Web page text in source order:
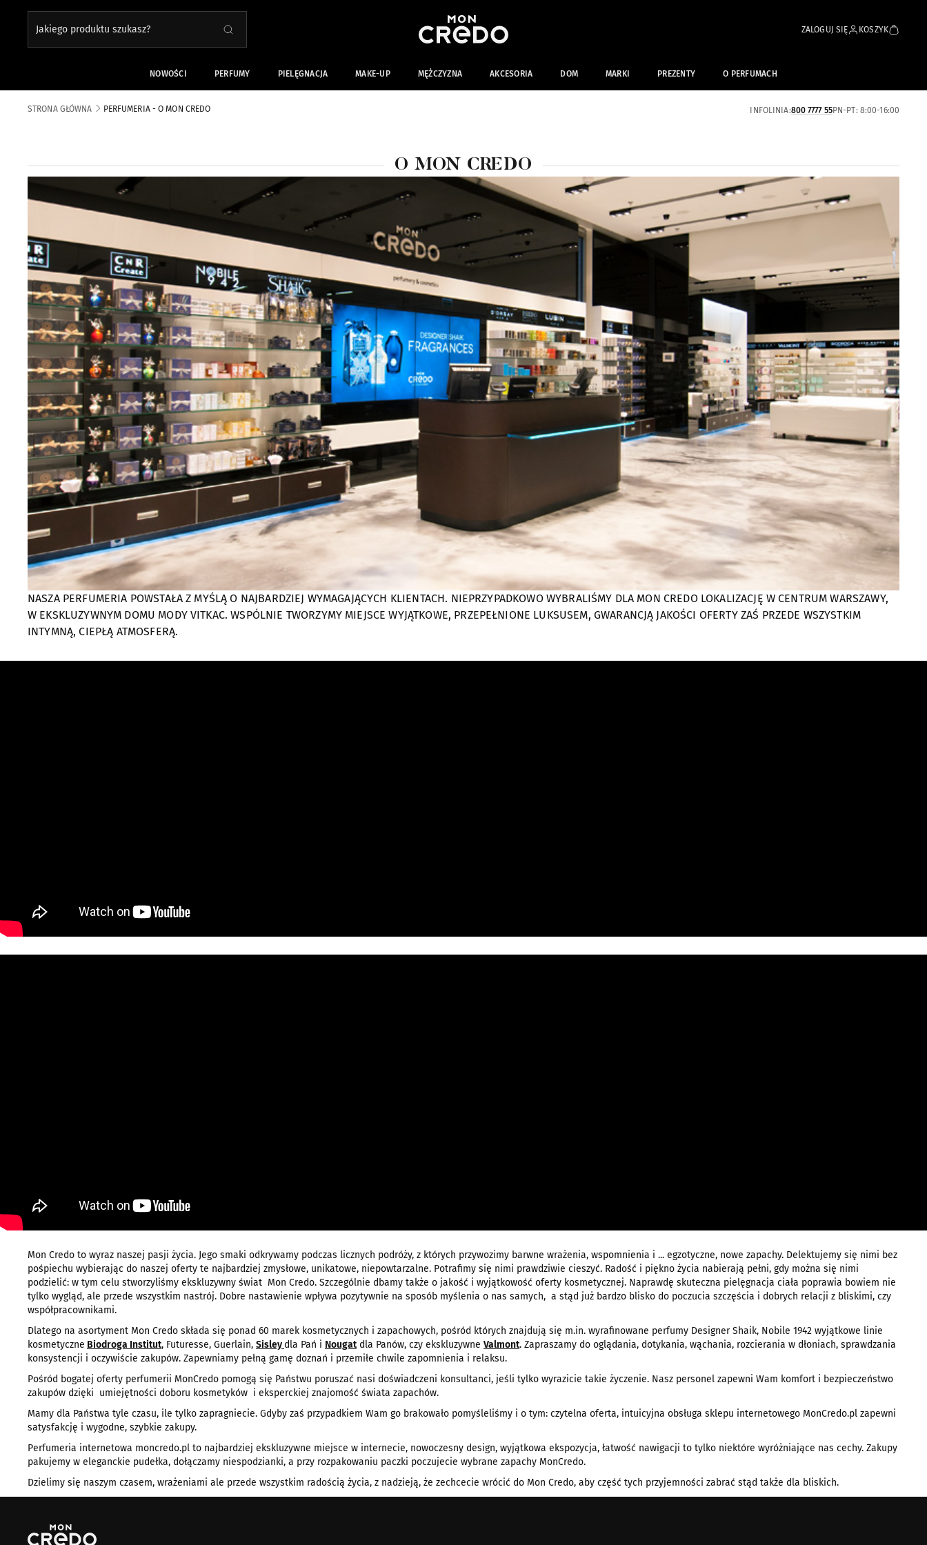
Jakiego produktu szukasz? Close search
SZUKAJ ZALOGUJ SIĘ KOSZYK
NOWOŚCI PERFUMY PIELĘGNACJA MAKE-UP MĘŻCZYZNA AKCESORIA DOM MARKI PREZENTY O PERFUMACH
STRONA GŁÓWNA PERFUMERIA - O MON CREDO INFOLINIA:800 7777 55PN-PT: 8:00-16:00
O MON CREDO
NASZA PERFUMERIA POWSTAŁA Z MYŚLĄ O NAJBARDZIEJ WYMAGAJĄCYCH KLIENTACH. NIEPRZYPADKOWO WYBRALIŚMY DLA MON CREDO LOKALIZACJĘ W CENTRUM WARSZAWY,
W EKSKLUZYWNYM DOMU MODY VITKAC. WSPÓLNIE TWORZYMY MIEJSCE WYJĄTKOWE, PRZEPEŁNIONE LUKSUSEM, GWARANCJĄ JAKOŚCI OFERTY ZAŚ PRZEDE WSZYSTKIM
INTYMNĄ, CIEPŁĄ ATMOSFERĄ.
Mon Credo to wyraz naszej pasji życia. Jego smaki odkrywamy podczas licznych podróży, z których przywozimy barwne wrażenia, wspomnienia i ... egzotyczne, nowe zapachy. Delektujemy się nimi bez
pośpiechu wybierając do naszej oferty te najbardziej zmysłowe, unikatowe, niepowtarzalne. Potrafimy się nimi prawdziwie cieszyć. Radość i piękno życia nabierają pełni, gdy można się nimi
podzielić: w tym celu stworzyliśmy ekskluzywny świat Mon Credo. Szczególnie dbamy także o jakość i wyjątkowość oferty kosmetycznej. Naprawdę skuteczna pielęgnacja ciała poprawia bowiem nie
tylko wygląd, ale przede wszystkim nastrój. Dobre nastawienie wpływa pozytywnie na sposób myślenia o nas samych, a stąd już bardzo blisko do poczucia szczęścia i dobrych relacji z bliskimi, czy
współpracownikami.
Dlatego na asortyment Mon Credo składa się ponad 60 marek kosmetycznych i zapachowych, pośród których znajdują się m.in. wyrafinowane perfumy Designer Shaik, Nobile 1942 wyjątkowe linie
kosmetyczne Biodroga Institut, Futuresse, Guerlain, Sisley dla Pań i Nougatdla Panów, czy ekskluzywne Valmont. Zapraszamy do oglądania, dotykania, wąchania, rozcierania w dłoniach, sprawdzania
konsystencji i oczywiście zakupów. Zapewniamy pełną gamę doznań i przemiłe chwile zapomnienia i relaksu.
Pośród bogatej oferty perfumerii MonCredo pomogą się Państwu poruszać nasi doświadczeni konsultanci, jeśli tylko wyrazicie takie życzenie. Nasz personel zapewni Wam komfort i bezpieczeństwo
zakupów dzięki umiejętności doboru kosmetyków i eksperckiej znajomość świata zapachów.
Mamy dla Państwa tyle czasu, ile tylko zapragniecie. Gdyby zaś przypadkiem Wam go brakowało pomyśleliśmy i o tym: czytelna oferta, intuicyjna obsługa sklepu internetowego MonCredo.pl zapewni
satysfakcję i wygodne, szybkie zakupy.
Perfumeria internetowa moncredo.pl to najbardziej ekskluzywne miejsce w internecie, nowoczesny design, wyjątkowa ekspozycja, łatwość nawigacji to tylko niektóre wyróżniające nas cechy. Zakupy
pakujemy w eleganckie pudełka, dołączamy niespodzianki, a przy rozpakowaniu paczki poczujecie wybrane zapachy MonCredo.
Dzielimy się naszym czasem, wrażeniami ale przede wszystkim radością życia, z nadzieją, że zechcecie wrócić do Mon Credo, aby część tych przyjemności zabrać stąd także dla bliskich.